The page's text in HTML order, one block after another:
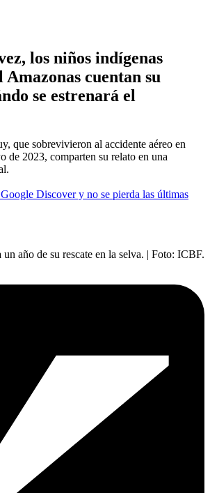
los niños indígenas
Amazonas cuentan su
se estrenará el
que sobrevivieron al accidente aéreo en
de 2023, comparten su relato en una
Discover y no se pierda las últimas
año de su rescate en la selva. | Foto: ICBF.